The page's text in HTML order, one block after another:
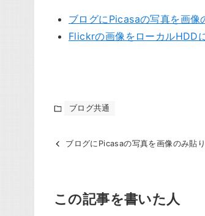
ブログにPicasaの写真を画像
Flickrの画像をローカルHDD
ブログ共通
ブログにPicasaの写真を画像のみ貼
この記事を書いた人